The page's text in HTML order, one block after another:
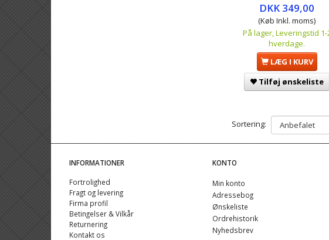
DKK 349,00
(Køb Inkl. moms)
På lager, Leveringstid 1-
hverdage.
LÆG I KURV
Tilføj ønskeliste
Sortering:
INFORMATIONER
Fortrolighed
Fragt og levering
Firma profil
Betingelser & Vilkår
Returnering
Kontakt os
KONTO
Min konto
Adressebog
Ønskeliste
Ordrehistorik
Nyhedsbrev